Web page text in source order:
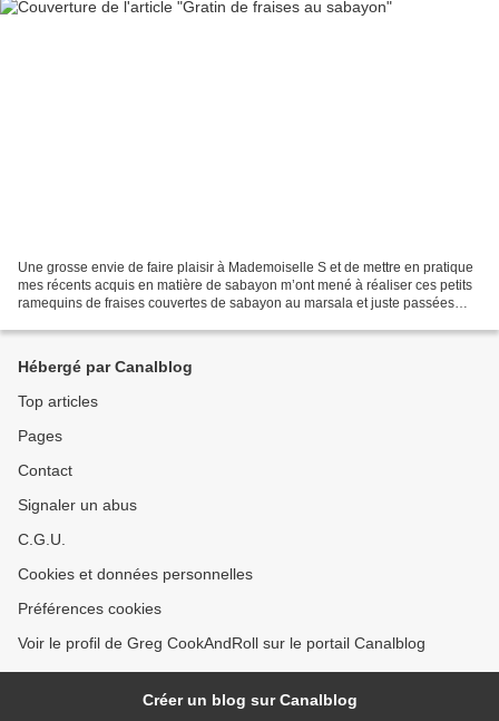
Une grosse envie de faire plaisir à Mademoiselle S et de mettre en pratique
mes récents acquis en matière de sabayon m’ont mené à réaliser ces petits
ramequins de fraises couvertes de sabayon au marsala et juste passées
Hébergé par Canalblog
Top articles
Pages
Contact
Signaler un abus
C.G.U.
Cookies et données personnelles
Préférences cookies
Voir le profil de Greg CookAndRoll sur le portail Canalblog
Créer un blog sur Canalblog